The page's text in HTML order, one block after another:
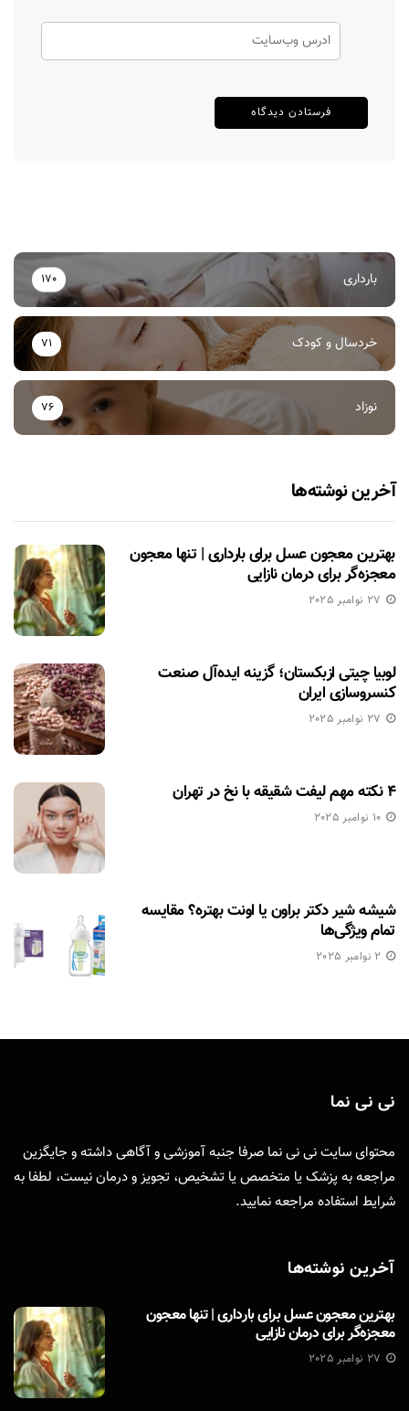
بارداری 170
خردسال و کودک 71
نوزاد 76
آخرین نوشته‌ها
بهترین معجون عسل برای بارداری | تنها معجون
معجزه‌گر برای درمان نازایی
27 نوامبر 2025
لوبیا چیتی ازبکستان؛ گزینه ایده‌آل صنعت
کنسروسازی ایران
27 نوامبر 2025
۴ نکته مهم لیفت شقیقه با نخ در تهران
10 نوامبر 2025
شیشه شیر دکتر براون یا اونت بهتره؟ مقایسه
تمام ویژگی‌ها
2 نوامبر 2025
نی نی نما
محتوای سایت نی نی نما صرفا جنبه آموزشی و آگاهی داشته و جایگزین
مراجعه به پزشک یا متخصص یا تشخیص، تجویز و درمان نیست، لطفا به
شرایط استفاده مراجعه نمایید.
آخرین نوشته‌ها
بهترین معجون عسل برای بارداری | تنها معجون
معجزه‌گر برای درمان نازایی
27 نوامبر 2025